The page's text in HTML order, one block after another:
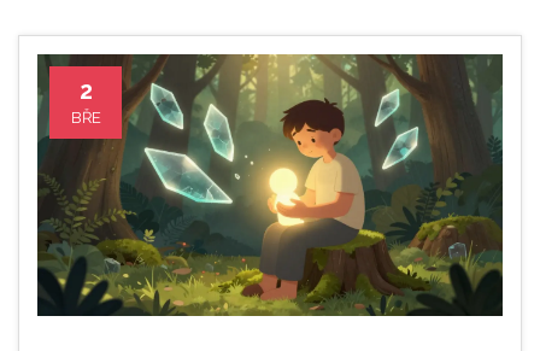
2
BŘE